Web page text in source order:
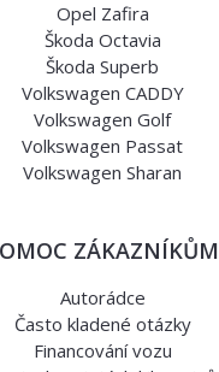
Opel Zafira
Škoda Octavia
Škoda Superb
Volkswagen CADDY
Volkswagen Golf
Volkswagen Passat
Volkswagen Sharan
ZÁKAZNÍKŮM
Autorádce
Často kladené otázky
Financování vozu